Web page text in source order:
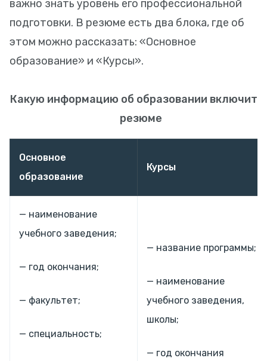
важно знать уровень его профессиональной
подготовки. В резюме есть два блока, где об
этом можно рассказать: «Основное
образование» и «Курсы».
Какую информацию об образовании включить
резюме
Основное
образование
Курсы
— наименование
учебного заведения;
— год окончания;
— факультет;
— специальность;
— название программы;
— наименование
учебного заведения,
школы;
— год окончания